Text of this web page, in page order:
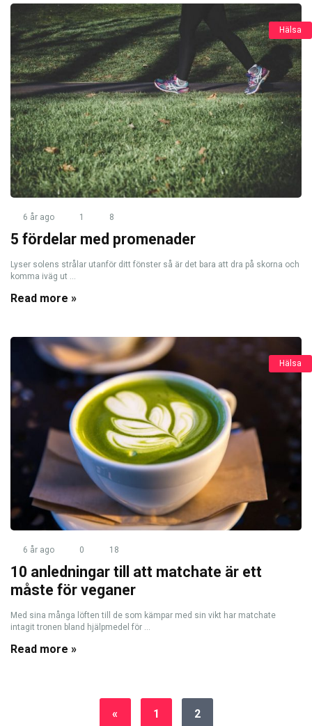
Hälsa
6 år ago 1 8
5 fördelar med promenader
Lyser solens strålar utanför ditt fönster så är det bara att dra på skorna och
komma iväg ut ...
Read more »
Hälsa
6 år ago 0 18
10 anledningar till att matchate är ett
måste för veganer
Med sina många löften till de som kämpar med sin vikt har matchate
intagit tronen bland hjälpmedel för ...
Read more »
« 1 2